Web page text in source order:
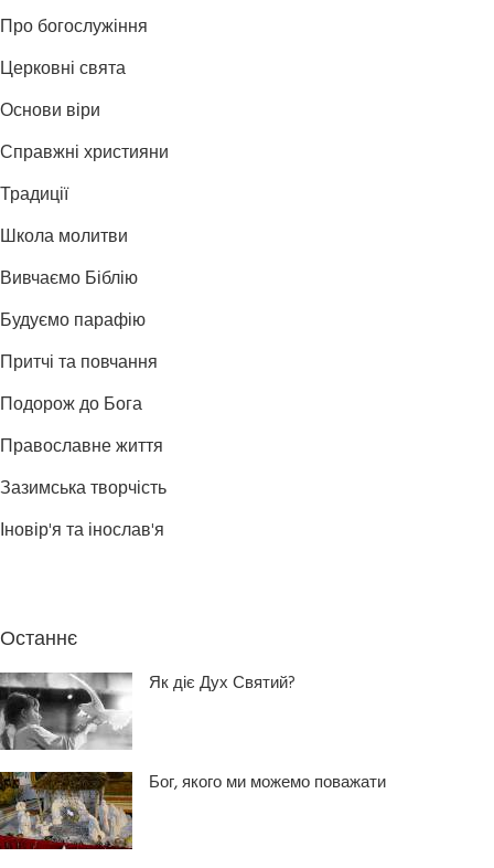
Про богослужіння
Церковні свята
Основи віри
Справжні християни
Традиції
Школа молитви
Вивчаємо Біблію
Будуємо парафію
Притчі та повчання
Подорож до Бога
Православне життя
Зазимська творчість
Іновір'я та інослав'я
Останнє
Як діє Дух Святий?
Бог, якого ми можемо поважати